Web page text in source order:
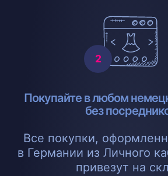
Покупайте в любом
без
Все покупки,
в Германии из Личного
привезут на